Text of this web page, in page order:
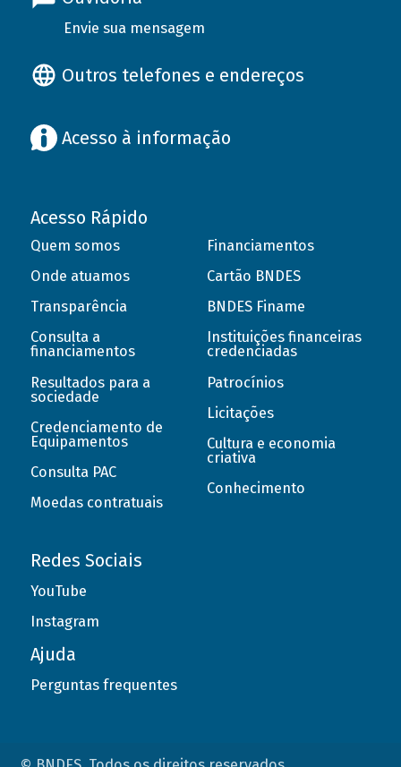
Envie sua mensagem
Outros telefones e endereços
Acesso à informação
Acesso Rápido
Quem somos
Onde atuamos
Transparência
Consulta a
financiamentos
Resultados para a
sociedade
Credenciamento de
Equipamentos
Consulta PAC
Moedas contratuais
Financiamentos
Cartão BNDES
BNDES Finame
Instituições financeiras
credenciadas
Patrocínios
Licitações
Cultura e economia
criativa
Conhecimento
Redes Sociais
YouTube
Instagram
Ajuda
Perguntas frequentes